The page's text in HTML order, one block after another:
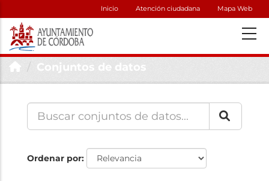
Inicio Atención ciudadana Mapa Web
Conjuntos de datos
Ordenar por